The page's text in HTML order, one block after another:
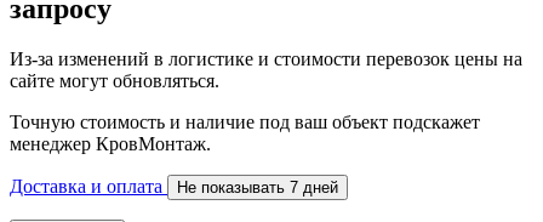
запросу
Из-за изменений в логистике и стоимости перевозок цены на
сайте могут обновляться.
Точную стоимость и наличие под ваш объект подскажет
менеджер КровМонтаж.
Доставка и оплата Не показывать 7 дней